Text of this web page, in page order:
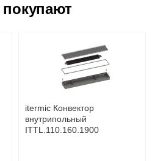
Подробнее о доставке
5 702
Подробнее
SGL.800.400 цвета
Подробнее
itermic Конвектор
внутрипольный
ITTL.110.160.1900